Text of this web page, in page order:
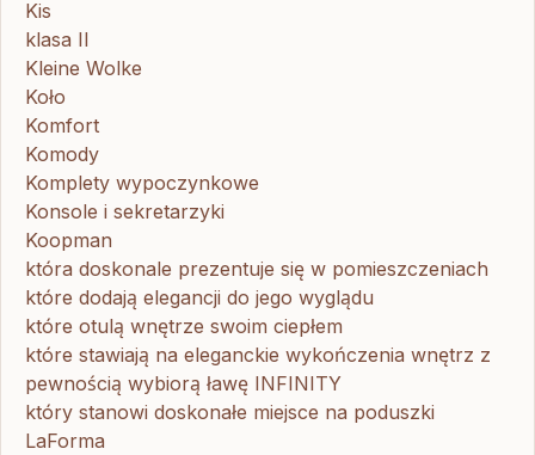
Kis
klasa II
Kleine Wolke
Koło
Komfort
Komody
Komplety wypoczynkowe
Konsole i sekretarzyki
Koopman
która doskonale prezentuje się w pomieszczeniach
które dodają elegancji do jego wyglądu
które otulą wnętrze swoim ciepłem
które stawiają na eleganckie wykończenia wnętrz z
pewnością wybiorą ławę INFINITY
który stanowi doskonałe miejsce na poduszki
LaForma